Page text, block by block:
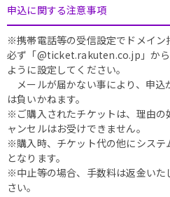
申込に関する注意事項
※携帯電話等の受信設定でドメイン
必ず「@ticket.rakuten.co.jp」か
ように設定してください。
メールが届かない事により、申込
は負いかねます。
※ご購入されたチケットは、理由の
ャンセルはお受けできません。
※購入時、チケット代の他にシス
となります。
※中止等の場合、手数料は返金いた
さい。